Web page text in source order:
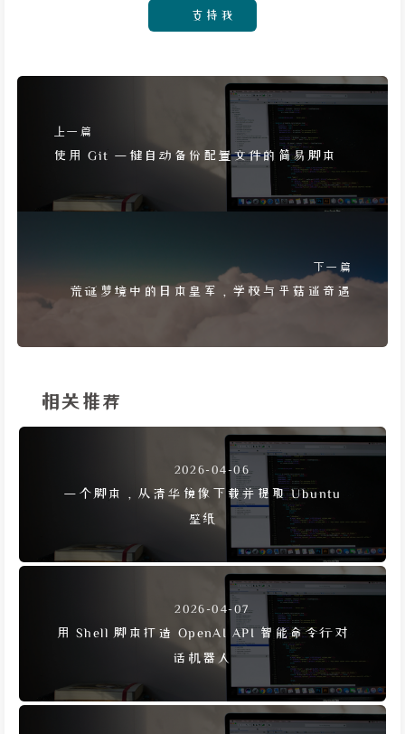
支持我
上一篇
使用 Git 一键自动备份配置文件的简易脚本
下一篇
荒诞梦境中的日本皇军，学校与平菇迷奇遇
相关推荐
2026-04-06
一个脚本，从清华镜像下载并提取 Ubuntu
壁纸
2026-04-07
用 Shell 脚本打造 OpenAI API 智能命令行对
话机器人